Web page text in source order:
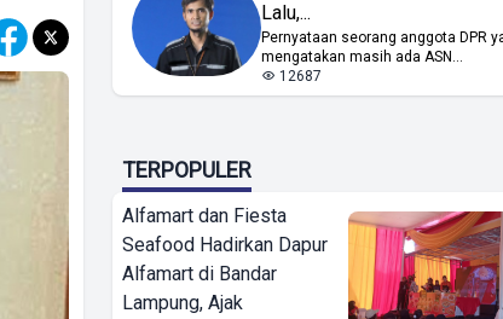
Lalu,...
Pernyataan seorang anggota DPR
mengatakan masih ada ASN...
12687
TERPOPULER
Alfamart dan Fiesta
Seafood Hadirkan Dapur
Alfamart di Bandar
Lampung, Ajak